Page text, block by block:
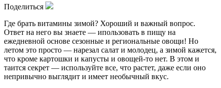
Поделиться
Где брать витамины зимой? Хороший и важный вопрос.
Ответ на него вы знаете — ипользовать в пищу на
ежедневной основе сезонные и региональные овощи! Но
летом это просто — нарезал салат и молодец, а зимой кажется,
что кроме картошки и капусты и овощей-то нет. В этом и
таится секрет — используйте все, что растет, даже если оно
непривычно выглядит и имеет необычный вкус.